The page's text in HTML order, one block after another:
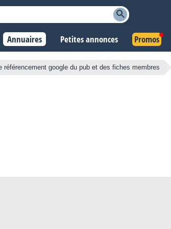
Annuaires Petites annonces Promos
référencement google du pub et des fiches membres